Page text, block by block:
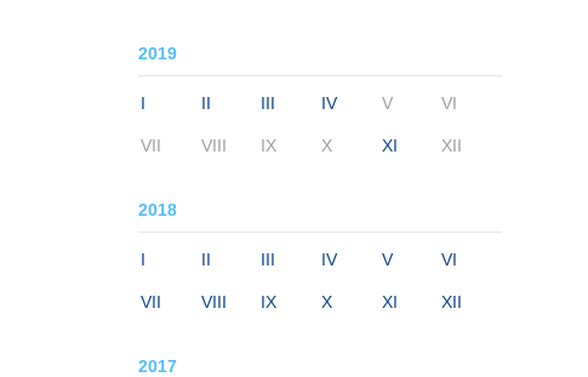
2019
I II III IV V VI
VII VIII IX X XI XII
2018
I II III IV V VI
VII VIII IX X XI XII
2017